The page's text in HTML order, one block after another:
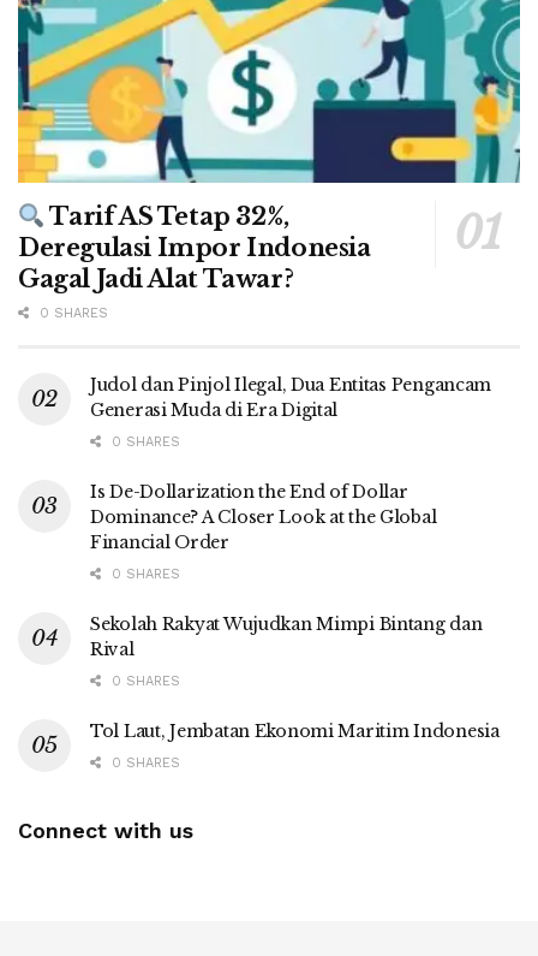
Tarif AS Tetap 32%,
Deregulasi Impor Indonesia
Gagal Jadi Alat Tawar?
0 SHARES
Judol dan Pinjol Ilegal, Dua Entitas Pengancam
Generasi Muda di Era Digital
0 SHARES
Is De-Dollarization the End of Dollar
Dominance? A Closer Look at the Global
Financial Order
0 SHARES
Sekolah Rakyat Wujudkan Mimpi Bintang dan
Rival
0 SHARES
Tol Laut, Jembatan Ekonomi Maritim Indonesia
0 SHARES
Connect with us